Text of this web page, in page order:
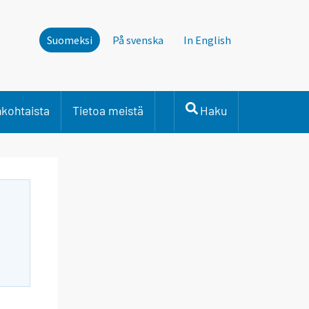
Suomeksi På svenska In English
Tietoa meistä Haku